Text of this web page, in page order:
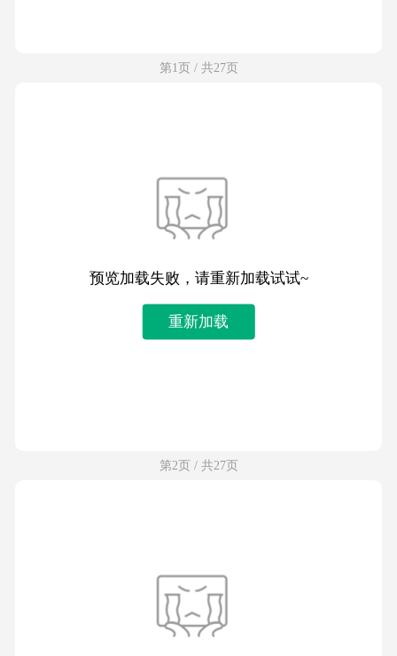
第1页 / 共27页
预览加载失败，请重新加载试试~
重新加载
第2页 / 共27页